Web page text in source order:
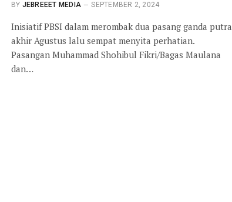
BY JEBREEET MEDIA SEPTEMBER 2, 2024
Inisiatif PBSI dalam merombak dua pasang ganda putra
akhir Agustus lalu sempat menyita perhatian.
Pasangan Muhammad Shohibul Fikri/Bagas Maulana
dan…